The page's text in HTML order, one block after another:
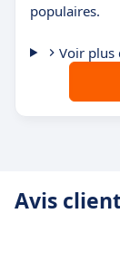
populaires.
Voir plus
Avis